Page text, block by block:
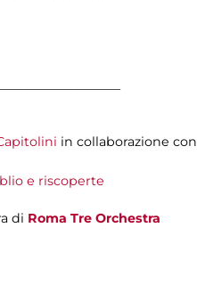
in collaborazione con
e riscoperte
di Roma Tre Orchestra